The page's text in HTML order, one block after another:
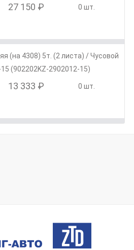
27 150 ₽ 0 шт.
(на 4308) 5т. (2 листа) / Чусовой
(902202KZ-2902012-15)
13 333 ₽ 0 шт.